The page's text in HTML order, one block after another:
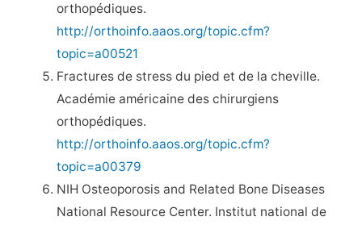
orthopédiques.
http://orthoinfo.aaos.org/topic.cfm?
topic=a00521
Fractures de stress du pied et de la cheville.
Académie américaine des chirurgiens
orthopédiques.
http://orthoinfo.aaos.org/topic.cfm?
topic=a00379
NIH Osteoporosis and Related Bone Diseases
National Resource Center. Institut national de